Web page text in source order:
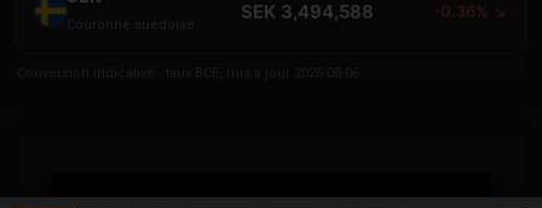
Couronne suédoise
SEK 3,494,588 -0.36% ↘